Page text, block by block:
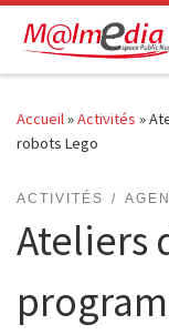
Passer au contenu
Accueil»Activités »
robots Lego
ACTIVITÉS
Ateliers